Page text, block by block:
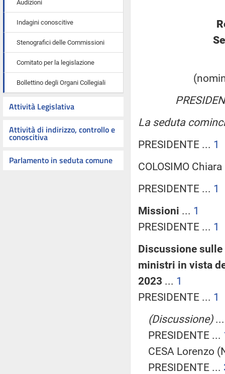
Audizioni
Indagini conoscitive
Stenografici delle Commissioni
Comitato per la legislazione
Bollettino degli Organi Collegiali
Attività Legislativa
Attività di indirizzo, controllo e
conoscitiva
Parlamento in seduta comune
La seduta
PRESIDENTE ... 1
COLOSIMO
PRESIDENTE ... 1
Missioni ... 1
PRESIDENTE ... 1
Discussione
ministri in vista
2023 ... 1
PRESIDENTE ... 1
(Discussione)
PRESIDENTE ...
CESA Lorenzo
PRESIDENTE ...